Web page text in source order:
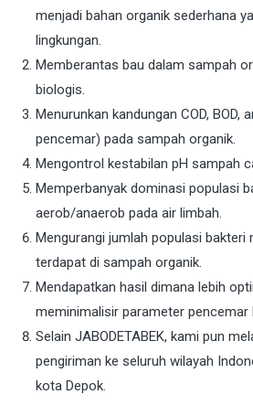
menjadi bahan organik sederhana
lingkungan.
Memberantas bau dalam sampah
biologis.
Menurunkan kandungan COD, BOD,
pencemar) pada sampah organik.
Mengontrol kestabilan pH sampah
Memperbanyak dominasi populasi
aerob/anaerob pada air limbah.
Mengurangi jumlah populasi bakteri
terdapat di sampah organik.
Mendapatkan hasil dimana lebih
meminimalisir parameter pencemar
Selain JABODETABEK, kami pun
pengiriman ke seluruh wilayah
kota Depok.